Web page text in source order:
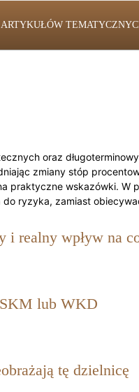
oraz
zmiany stóp
praktyczne wskazówki.
do ryzyka, zamiast
realny wpływ na
lub WKD
tę dzielnicę